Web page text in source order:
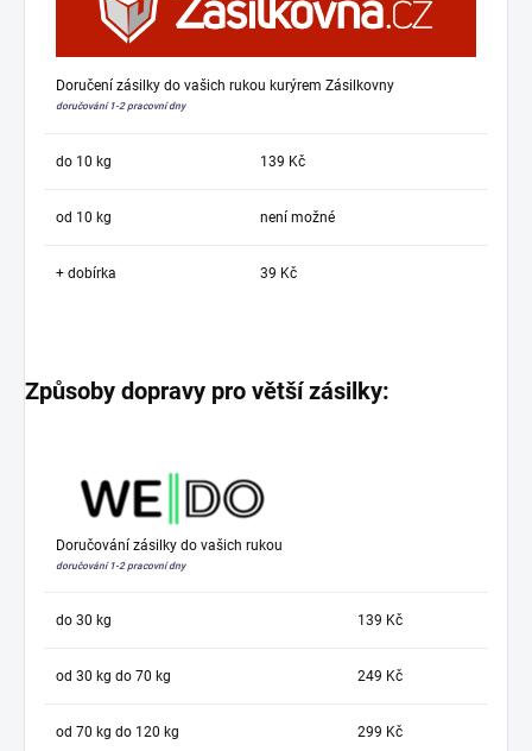
Doručení zásilky do vašich rukou kurýrem Zásilkovny
doručování 1-2 pracovní dny
do 10 kg 139 Kč
od 10 kg není možné
+ dobírka 39 Kč
Způsoby dopravy pro větší zásilky:
Doručování zásilky do vašich rukou
doručování 1-2 pracovní dny
do 30 kg 139 Kč
od 30 kg do 70 kg 249 Kč
od 70 kg do 120 kg 299 Kč